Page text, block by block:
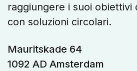
raggiungere i suoi obiettivi
con soluzioni circolari.
Mauritskade 64
1092 AD Amsterdam